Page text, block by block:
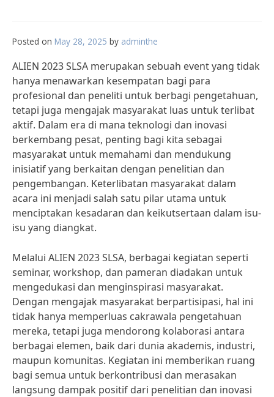
Posted on May 28, 2025 by adminthe
ALIEN 2023 SLSA merupakan sebuah event yang tidak
hanya menawarkan kesempatan bagi para
profesional dan peneliti untuk berbagi pengetahuan,
tetapi juga mengajak masyarakat luas untuk terlibat
aktif. Dalam era di mana teknologi dan inovasi
berkembang pesat, penting bagi kita sebagai
masyarakat untuk memahami dan mendukung
inisiatif yang berkaitan dengan penelitian dan
pengembangan. Keterlibatan masyarakat dalam
acara ini menjadi salah satu pilar utama untuk
menciptakan kesadaran dan keikutsertaan dalam isu-
isu yang diangkat.
Melalui ALIEN 2023 SLSA, berbagai kegiatan seperti
seminar, workshop, dan pameran diadakan untuk
mengedukasi dan menginspirasi masyarakat.
Dengan mengajak masyarakat berpartisipasi, hal ini
tidak hanya memperluas cakrawala pengetahuan
mereka, tetapi juga mendorong kolaborasi antara
berbagai elemen, baik dari dunia akademis, industri,
maupun komunitas. Kegiatan ini memberikan ruang
bagi semua untuk berkontribusi dan merasakan
langsung dampak positif dari penelitian dan inovasi